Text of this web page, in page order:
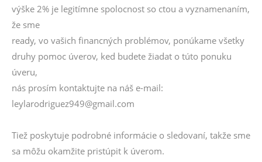
výške 2% je legitímne spolocnost so ctou a vyznamenaním,
že sme
ready, vo vašich financných problémov, ponúkame všetky
druhy pomoc úverov, ked budete žiadat o túto ponuku
úveru,
nás prosím kontaktujte na náš e-mail:
leylarodriguez949@gmail.com
Tiež poskytuje podrobné informácie o sledovaní, takže sme
sa môžu okamžite pristúpit k úverom.